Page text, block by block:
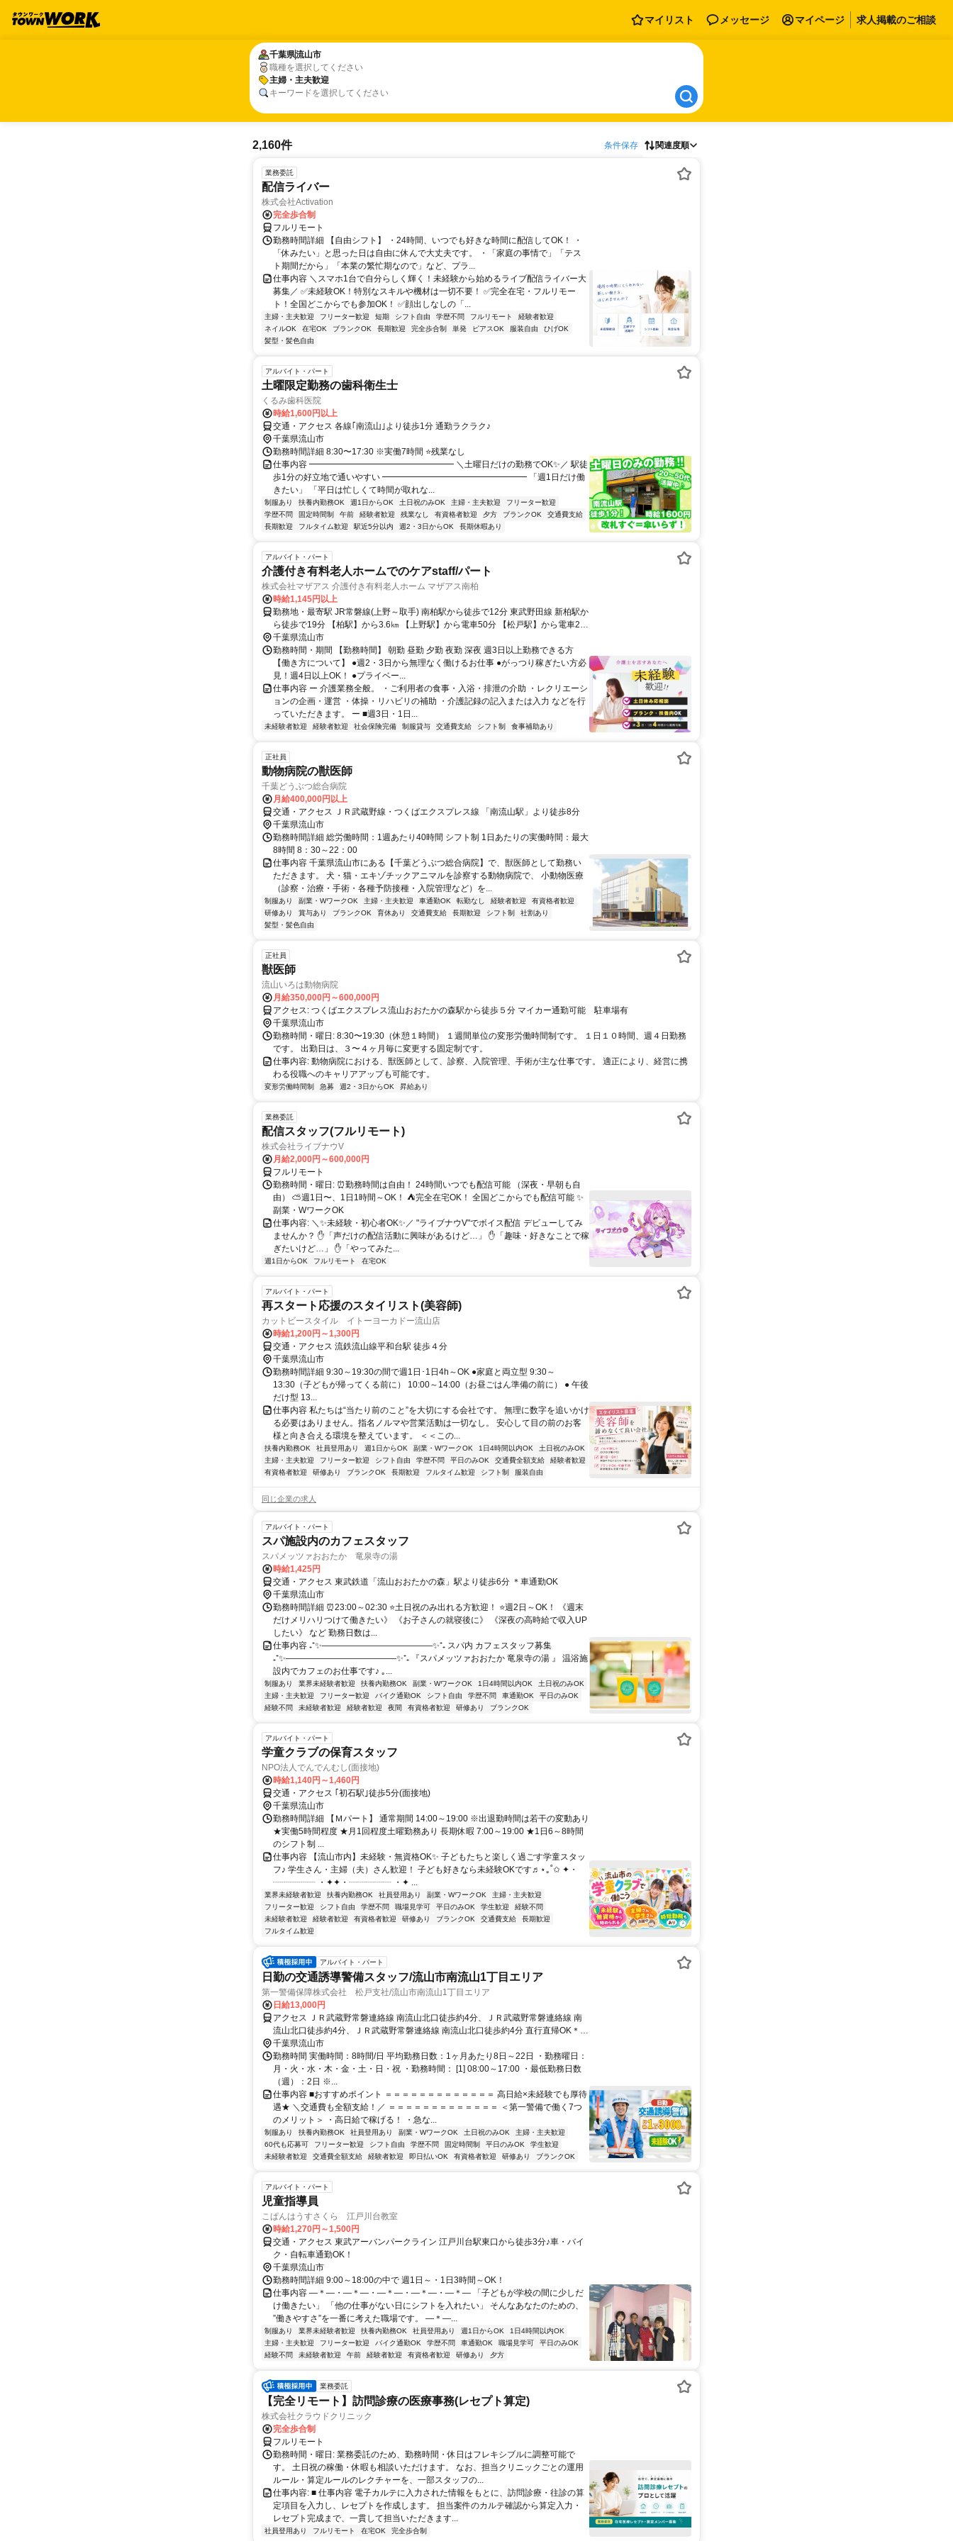
マイリスト メッセージ マイページ 求人掲載のご相談
千葉県流山市
職種を選択してください
主婦・主夫歓迎
キーワードを選択してください
千葉県流山市
主婦・主夫歓迎
2,160件 条件保存 関連度順
業務委託
配信ライバー
株式会社Activation
完全歩合制
フルリモート
勤務時間詳細 【自由シフト】 ・24時間、いつでも好きな時間に配信してOK！ ・
「休みたい」と思った日は自由に休んで大丈夫です。 ・「家庭の事情で」「テス
ト期間だから」「本業の繁忙期なので」など、プラ...
仕事内容 ＼スマホ1台で自分らしく輝く！未経験から始めるライブ配信ライバー大
募集／ ✅未経験OK！特別なスキルや機材は一切不要！ ✅完全在宅・フルリモー
ト！全国どこからでも参加OK！ ✅顔出しなしの「...
主婦・主夫歓迎 フリーター歓迎 短期 シフト自由 学歴不問 フルリモート
経験者歓迎
ネイルOK
在宅OK ブランクOK 長期歓迎 完全歩合制 単発 ピアスOK 服装自由
ひげOK
髪型・髪色自由
アルバイト・パート
土曜限定勤務の歯科衛生士
くるみ歯科医院
時給1,600円以上
交通・アクセス 各線｢南流山｣より徒歩1分 通勤ラクラク♪
千葉県流山市
勤務時間詳細 8:30〜17:30 ※実働7時間 ⭐残業なし
仕事内容 ━━━━━━━━━━━━━━━━━ ＼土曜日だけの勤務でOK✨／ 駅徒
歩1分の好立地で通いやすい ━━━━━━━━━━━━━━━━━ 「週1日だけ働
きたい」 「平日は忙しくて時間が取れな...
制服あり 扶養内勤務OK 週1日からOK 土日祝のみOK 主婦・主夫歓迎
フリーター歓迎
学歴不問
固定時間制 午前 経験者歓迎 残業なし 有資格者歓迎 夕方 ブランクOK
交通費支給
長期歓迎
フルタイム歓迎 駅近5分以内 週2・3日からOK 長期休暇あり
アルバイト・パート
介護付き有料老人ホームでのケアstaff/パート
株式会社マザアス 介護付き有料老人ホーム マザアス南柏
時給1,145円以上
勤務地・最寄駅 JR常磐線(上野～取手) 南柏駅から徒歩で12分 東武野田線 新柏駅か
ら徒歩で19分 【柏駅】から3.6㎞ 【上野駅】から電車50分 【松戸駅】から電車25
分
千葉県流山市
勤務時間・期間 【勤務時間】 朝勤 昼勤 夕勤 夜勤 深夜 週3日以上勤務できる方
【働き方について】 ●週2・3日から無理なく働けるお仕事 ●がっつり稼ぎたい方必
見！週4日以上OK！ ●プライベー...
仕事内容 ー 介護業務全般。 ・ご利用者の食事・入浴・排泄の介助 ・レクリエーシ
ョンの企画・運営 ・体操・リハビリの補助 ・介護記録の記入または入力 などを行
っていただきます。 ー ■週3日・1日...
未経験者歓迎 経験者歓迎 社会保険完備 制服貸与 交通費支給 シフト制 食事補助あり
正社員
動物病院の獣医師
千葉どうぶつ総合病院
月給400,000円以上
交通・アクセス ＪＲ武蔵野線・つくばエクスプレス線 「南流山駅」より徒歩8分
千葉県流山市
勤務時間詳細 総労働時間：1週あたり40時間 シフト制 1日あたりの実働時間：最大
8時間 8：30～22：00
仕事内容 千葉県流山市にある【千葉どうぶつ総合病院】で、獣医師として勤務い
ただきます。 犬・猫・エキゾチックアニマルを診察する動物病院で、 小動物医療
（診察・治療・手術・各種予防接種・入院管理など）を...
制服あり 副業・WワークOK 主婦・主夫歓迎 車通勤OK 転勤なし 経験者歓迎
有資格者歓迎
研修あり
賞与あり ブランクOK 育休あり 交通費支給 長期歓迎 シフト制
社割あり
髪型・髪色自由
正社員
獣医師
流山いろは動物病院
月給350,000円～600,000円
アクセス: つくばエクスプレス流山おおたかの森駅から徒歩５分 マイカー通勤可能 駐車場有
千葉県流山市
勤務時間・曜日: 8:30〜19:30（休憩１時間） １週間単位の変形労働時間制です。 １日１０時間、週４日勤務
です。 出勤日は、３〜４ヶ月毎に変更する固定制です。
仕事内容: 動物病院における、獣医師として、診察、入院管理、手術が主な仕事です。 適正により、経営に携
わる役職へのキャリアアップも可能です。
変形労働時間制 急募 週2・3日からOK 昇給あり
業務委託
配信スタッフ(フルリモート)
株式会社ライブナウV
月給2,000円～600,000円
フルリモート
勤務時間・曜日: ⏰勤務時間は自由！ 24時間いつでも配信可能 （深夜・早朝も自
由） ⛅週1日〜、1日1時間～OK！ ⛺完全在宅OK！ 全国どこからでも配信可能 ✨
副業・WワークOK
仕事内容: ＼✨未経験・初心者OK✨／ "ライブナウV"でボイス配信 デビューしてみ
ませんか？ ✋「声だけの配信活動に興味があるけど…」 ✋「趣味・好きなことで稼
ぎたいけど…」 ✋「やってみた...
週1日からOK フルリモート 在宅OK
アルバイト・パート
再スタート応援のスタイリスト(美容師)
カットビースタイル イトーヨーカドー流山店
時給1,200円～1,300円
交通・アクセス 流鉄流山線平和台駅 徒歩４分
千葉県流山市
勤務時間詳細 9:30～19:30の間で週1日･1日4h～OK ●家庭と両立型 9:30～
13:30（子どもが帰ってくる前に） 10:00～14:00（お昼ごはん準備の前に） ● 午後
だけ型 13...
仕事内容 私たちは“当たり前のこと”を大切にする会社です。 無理に数字を追いかけ
る必要はありません。指名ノルマや営業活動は一切なし。 安心して目の前のお客
様と向き合える環境を整えています。 ＜＜この...
扶養内勤務OK 社員登用あり 週1日からOK 副業・WワークOK 1日4時間以内OK
土日祝のみOK
主婦・主夫歓迎
フリーター歓迎 シフト自由 学歴不問 平日のみOK 交通費全額支給
経験者歓迎
有資格者歓迎
研修あり ブランクOK 長期歓迎 フルタイム歓迎 シフト制 服装自由
同じ企業の求人
アルバイト・パート
スパ施設内のカフェスタッフ
スパメッツァおおたか 竜泉寺の湯
時給1,425円
交通・アクセス 東武鉄道「流山おおたかの森」駅より徒歩6分 ＊車通勤OK
千葉県流山市
勤務時間詳細 ⏰23:00～02:30 ⭐土日祝のみ出れる方歓迎！ ⭐週2日～OK！ 《週末
だけメリハリつけて働きたい》 《お子さんの就寝後に》 《深夜の高時給で収入UP
したい》 など 勤務日数は...
仕事内容 ₊⁺✨―――――――――――――✨⁺₊ スパ内 カフェスタッフ募集
₊⁺✨―――――――――――――✨⁺₊ 『スパメッツァおおたか 竜泉寺の湯 』 温浴施
設内でカフェのお仕事です♪ ｡...
制服あり 業界未経験者歓迎 扶養内勤務OK 副業・WワークOK 1日4時間以内OK
土日祝のみOK
主婦・主夫歓迎
フリーター歓迎 バイク通勤OK シフト自由 学歴不問 車通勤OK
平日のみOK
経験不問
未経験者歓迎 経験者歓迎 夜間 有資格者歓迎 研修あり ブランクOK
アルバイト・パート
学童クラブの保育スタッフ
NPO法人でんでんむし(面接地)
時給1,140円～1,460円
交通・アクセス ｢初石駅｣徒歩5分(面接地)
千葉県流山市
勤務時間詳細 【Ｍパート】 通常期間 14:00～19:00 ※出退勤時間は若干の変動あり
★実働5時間程度 ★月1回程度土曜勤務あり 長期休暇 7:00～19:00 ★1日6～8時間
のシフト制 ...
仕事内容 【流山市内】未経験・無資格OK✨ 子どもたちと楽しく過ごす学童スタッ
フ♪ 学生さん・主婦（夫）さん歓迎！ 子ども好きなら未経験OKです♬⋆｡˚✩ ✦・
┈┈┈┈┈ ・✦✦・┈┈┈┈┈ ・✦ ...
業界未経験者歓迎 扶養内勤務OK 社員登用あり 副業・WワークOK
主婦・主夫歓迎
フリーター歓迎
シフト自由 学歴不問 職場見学可 平日のみOK 学生歓迎
経験不問
未経験者歓迎
経験者歓迎 有資格者歓迎 研修あり ブランクOK 交通費支給
長期歓迎
フルタイム歓迎
アルバイト・パート
日勤の交通誘導警備スタッフ/流山市南流山1丁目エリア
第一警備保障株式会社 松戸支社/流山市南流山1丁目エリア
日給13,000円
アクセス ＪＲ武蔵野常磐連絡線 南流山北口徒歩約4分、ＪＲ武蔵野常磐連絡線 南
流山北口徒歩約4分、ＪＲ武蔵野常磐連絡線 南流山北口徒歩約4分 直行直帰OK＊交
通費全額支給＊
千葉県流山市
勤務時間 実働時間：8時間/日 平均勤務日数：1ヶ月あたり8日～22日 ・勤務曜日：
月・火・水・木・金・土・日・祝 ・勤務時間： [1] 08:00～17:00 ・最低勤務日数
（週）：2日 ※...
仕事内容 ■おすすめポイント ＝＝＝＝＝＝＝＝＝＝＝＝＝ 高日給×未経験でも厚待
遇★ ＼交通費も全額支給！／ ＝＝＝＝＝＝＝＝＝＝＝＝＝ ＜第一警備で働く7つ
のメリット＞ ・高日給で稼げる！ ・急な...
制服あり 扶養内勤務OK 社員登用あり 副業・WワークOK 土日祝のみOK
主婦・主夫歓迎
60代も応募可
フリーター歓迎 シフト自由 学歴不問 固定時間制 平日のみOK
学生歓迎
未経験者歓迎
交通費全額支給 経験者歓迎 即日払いOK 有資格者歓迎 研修あり ブランクOK
アルバイト・パート
児童指導員
こぱんはうすさくら 江戸川台教室
時給1,270円～1,500円
交通・アクセス 東武アーバンパークライン 江戸川台駅東口から徒歩3分♪車・バイ
ク・自転車通勤OK！
千葉県流山市
勤務時間詳細 9:00～18:00の中で 週1日～・1日3時間～OK！
仕事内容 ―＊―・―＊―・―＊―・―＊―・―＊― 「子どもが学校の間に少しだ
け働きたい」 「他の仕事がない日にシフトを入れたい」 そんなあなたのための、
”働きやすさ”を一番に考えた職場です。 ―＊―...
制服あり 業界未経験者歓迎 扶養内勤務OK 社員登用あり 週1日からOK
1日4時間以内OK
主婦・主夫歓迎
フリーター歓迎 バイク通勤OK 学歴不問 車通勤OK 職場見学可
平日のみOK
経験不問
未経験者歓迎 午前 経験者歓迎 有資格者歓迎 研修あり 夕方
業務委託
【完全リモート】訪問診療の医療事務(レセプト算定)
株式会社クラウドクリニック
完全歩合制
フルリモート
勤務時間・曜日: 業務委託のため、勤務時間・休日はフレキシブルに調整可能で
す。 土日祝の稼働・休暇も相談いただけます。 なお、担当クリニックごとの運用
ルール・算定ルールのレクチャーを、一部スタッフの...
仕事内容: ■ 仕事内容 電子カルテに入力された情報をもとに、訪問診療・往診の算
定項目を入力し、レセプトを作成します。 担当案件のカルテ確認から算定入力・
レセプト完成まで、一貫して担当いただきます...
社員登用あり フルリモート 在宅OK 完全歩合制